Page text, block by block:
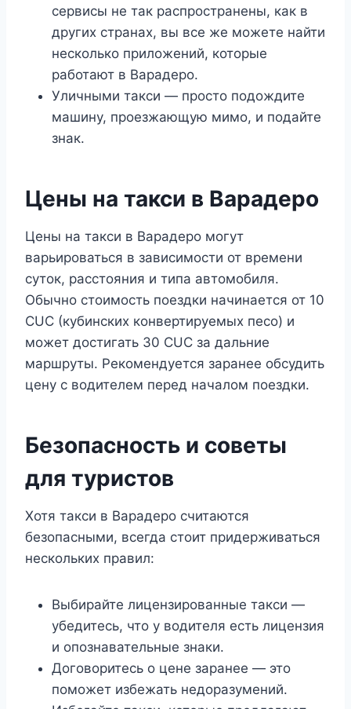
сервисы не так распространены, как в
других странах, вы все же можете найти
несколько приложений, которые
работают в Варадеро.
Уличными такси — просто подождите
машину, проезжающую мимо, и подайте
знак.
Цены на такси в Варадеро
Цены на такси в Варадеро могут
варьироваться в зависимости от времени
суток, расстояния и типа автомобиля.
Обычно стоимость поездки начинается от 10
CUC (кубинских конвертируемых песо) и
может достигать 30 CUC за дальние
маршруты. Рекомендуется заранее обсудить
цену с водителем перед началом поездки.
Безопасность и советы
для туристов
Хотя такси в Варадеро считаются
безопасными, всегда стоит придерживаться
нескольких правил:
Выбирайте лицензированные такси —
убедитесь, что у водителя есть лицензия
и опознавательные знаки.
Договоритесь о цене заранее — это
поможет избежать недоразумений.